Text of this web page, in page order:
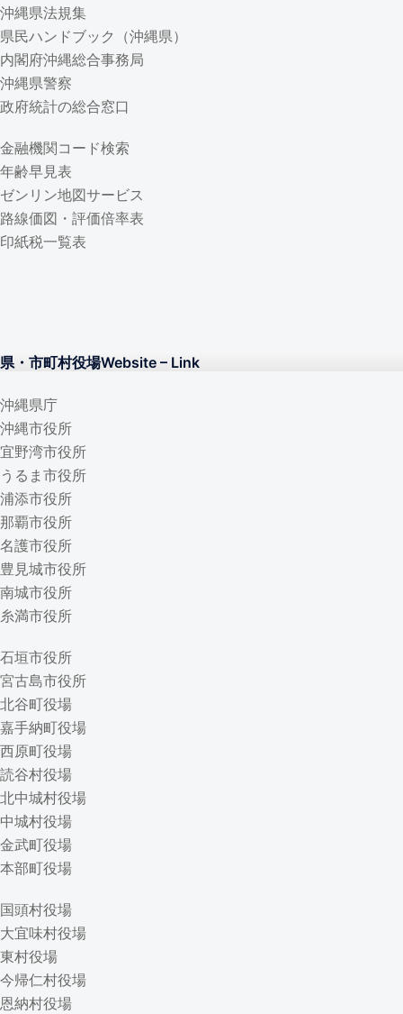
沖縄県法規集
県民ハンドブック（沖縄県）
内閣府沖縄総合事務局
沖縄県警察
政府統計の総合窓口
金融機関コード検索
年齢早見表
ゼンリン地図サービス
路線価図・評価倍率表
印紙税一覧表
県・市町村役場Website – Link
沖縄県庁
沖縄市役所
宜野湾市役所
うるま市役所
浦添市役所
那覇市役所
名護市役所
豊見城市役所
南城市役所
糸満市役所
石垣市役所
宮古島市役所
北谷町役場
嘉手納町役場
西原町役場
読谷村役場
北中城村役場
中城村役場
金武町役場
本部町役場
国頭村役場
大宜味村役場
東村役場
今帰仁村役場
恩納村役場